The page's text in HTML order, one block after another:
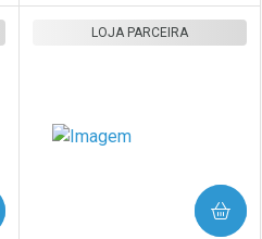
LOJA PARCEIRA
COMPRAR